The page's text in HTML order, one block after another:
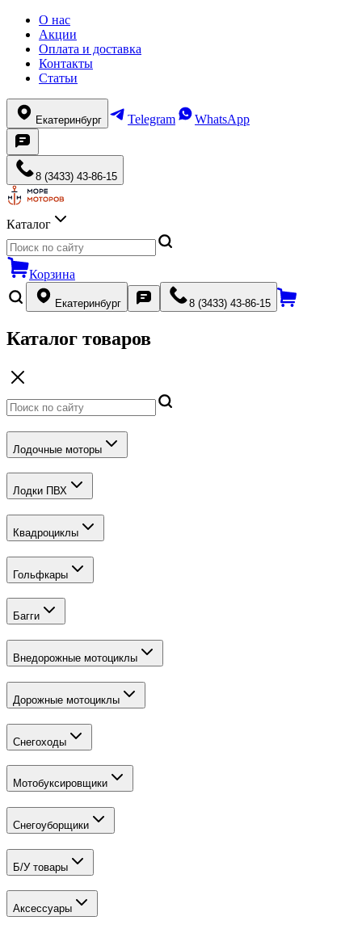
О нас
Акции
Оплата и доставка
Контакты
Статьи
Екатеринбург Telegram WhatsApp
8 (3433) 43-86-15
Каталог
Корзина
Екатеринбург 8 (3433) 43-86-15
Каталог товаров
Лодочные моторы
Лодки ПВХ
Квадроциклы
Гольфкары
Багги
Внедорожные мотоциклы
Дорожные мотоциклы
Снегоходы
Мотобуксировщики
Снегоуборщики
Б/У товары
Аксессуары